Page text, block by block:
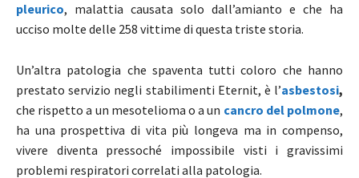
pleurico, malattia causata solo dall’amianto e che ha
ucciso molte delle 258 vittime di questa triste storia.
Un’altra patologia che spaventa tutti coloro che hanno
prestato servizio negli stabilimenti Eternit, è l’asbestosi,
che rispetto a un mesotelioma o a un cancro del polmone,
ha una prospettiva di vita più longeva ma in compenso,
vivere diventa pressoché impossibile visti i gravissimi
problemi respiratori correlati alla patologia.